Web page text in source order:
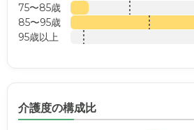
75〜85歳
85〜95歳
95歳以上
介護度の構成比